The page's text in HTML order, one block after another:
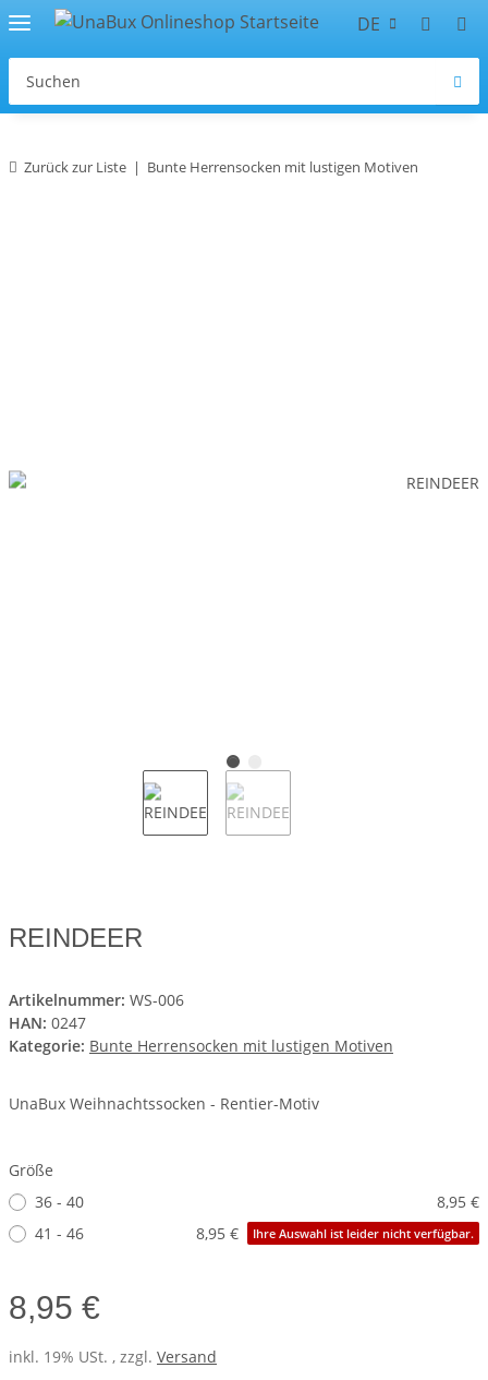
DE
Zurück zur Liste Bunte Herrensocken mit lustigen Motiven
REINDEER
Artikelnummer: WS-006
HAN: 0247
Kategorie: Bunte Herrensocken mit lustigen Motiven
UnaBux Weihnachtssocken - Rentier-Motiv
Größe
36 - 40
8,95 €
41 - 46
8,95 € Ihre Auswahl ist leider nicht verfügbar.
8,95 €
inkl. 19% USt. , zzgl. Versand